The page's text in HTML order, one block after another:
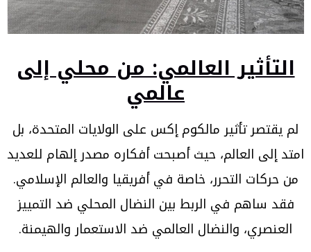
التأثير العالمي: من محلي إلى
عالمي
لم يقتصر تأثير مالكوم إكس على الولايات المتحدة، بل
امتد إلى العالم، حيث أصبحت أفكاره مصدر إلهام للعديد
من حركات التحرر، خاصة في أفريقيا والعالم الإسلامي.
فقد ساهم في الربط بين النضال المحلي ضد التمييز
العنصري، والنضال العالمي ضد الاستعمار والهيمنة.